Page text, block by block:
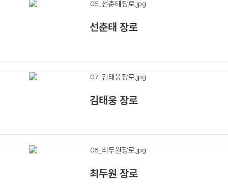
선춘태 장로
김태웅 장로
최두원 장로